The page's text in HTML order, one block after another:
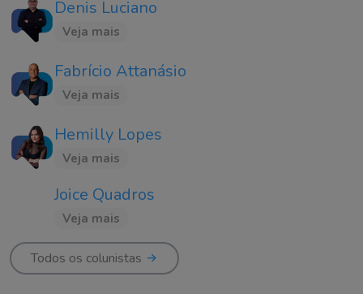
Denis Luciano
Veja mais
Fabrício Attanásio
Veja mais
Hemilly Lopes
Veja mais
Joice Quadros
Veja mais
Todos os colunistas